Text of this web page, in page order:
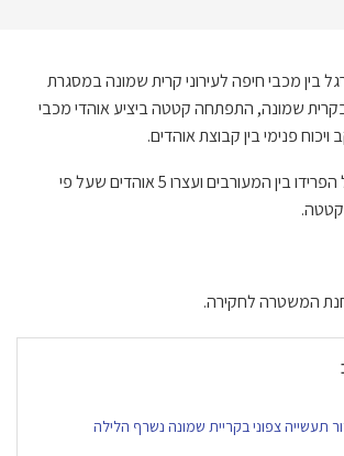
בין מכבי חיפה לעירוני קרית שמונה במסגרת
בקרית שמונה, התפתחה קטטה ביציע אוהדי מכבי
פנימי בין קבוצת אוהדים.
שוטרי משטרת ישראל הפרידו בין המעורבים ועצרו 5 אוהדים שעל פי
המשטרה לחקירה.
תעשייה צפוני בקריית שמונה נשרף הלילה